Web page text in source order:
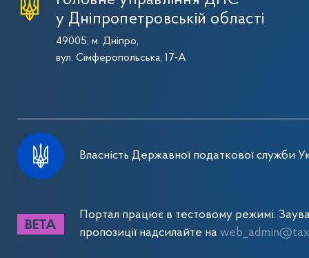
у Дніпропетровській області
49005, м. Дніпро,
вул. Сімферопольська, 17-А
Власність Державної податкової служби
Портал працює в тестовому режимі.
пропозиції надсилайте на